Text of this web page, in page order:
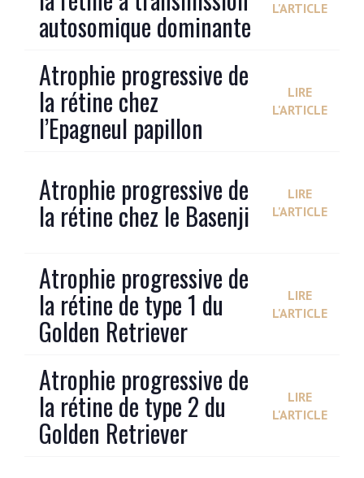
autosomique dominante
L'ARTICLE
Atrophie progressive de
la rétine chez
l’Epagneul papillon
LIRE
L'ARTICLE
Atrophie progressive de
la rétine chez le Basenji
LIRE
L'ARTICLE
Atrophie progressive de
la rétine de type 1 du
Golden Retriever
LIRE
L'ARTICLE
Atrophie progressive de
la rétine de type 2 du
Golden Retriever
LIRE
L'ARTICLE